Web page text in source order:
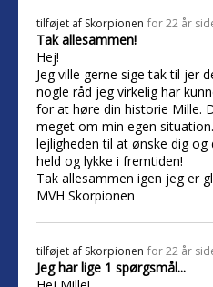
tilføjet af Skorpionen for 22 år
Tak allesammen!
Hej!
Jeg ville gerne sige tak til jer
nogle råd jeg virkelig har
for at høre din historie Mille.
meget om min egen
lejligheden til at ønske dig
held og lykke i fremtiden!
Tak allesammen igen jeg er
MVH Skorpionen
tilføjet af Skorpionen for 22 år
Jeg har lige 1 spørgsmål...